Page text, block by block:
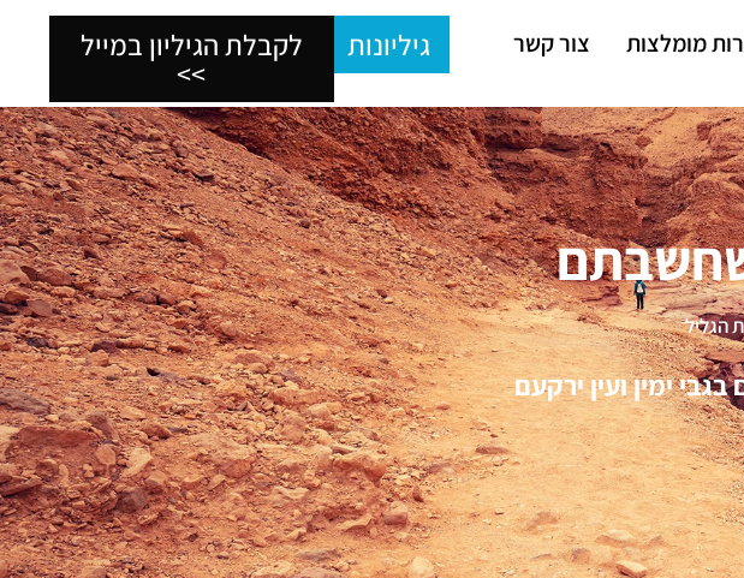
מומלצות צור קשר גיליונות לקבלת הגיליון במייל
>>
הגליל
ימין ועין ירקעם